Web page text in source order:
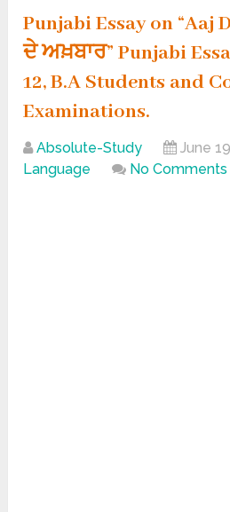
Punjabi Essay on “Aaj
ਦੇ ਅਖ਼ਬਾਰ” Punjabi
12, B.A Students and
Examinations.
Absolute-Study June
Language
No Comments